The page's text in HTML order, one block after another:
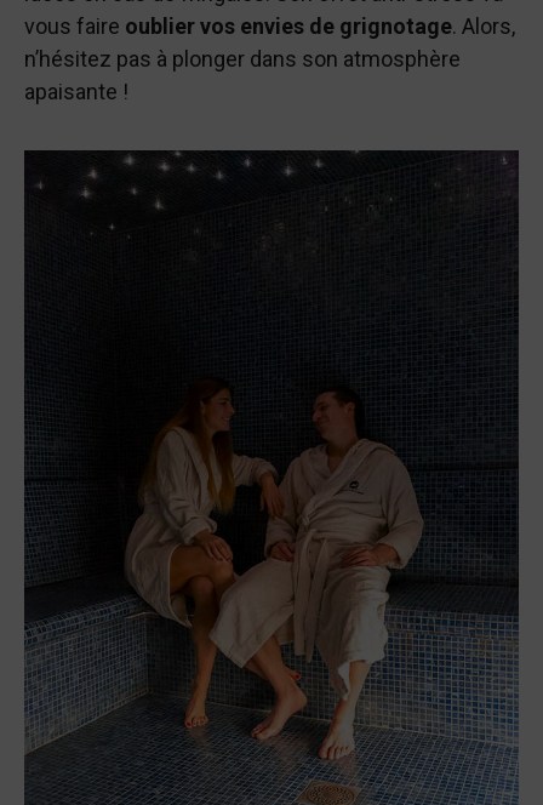
vous faire oublier vos envies de grignotage. Alors,
n’hésitez pas à plonger dans son atmosphère
apaisante !